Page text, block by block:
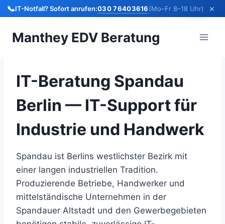
📞IT-Notfall? Sofort anrufen:030 76403616(Mo–Fr 8–18 Uhr) ×
InhaltManthey EDV Beratung
IT-Beratung Spandau
Berlin — IT-Support für
Industrie und Handwerk
Spandau ist Berlins westlichster Bezirk mit
einer langen industriellen Tradition.
Produzierende Betriebe, Handwerker und
mittelständische Unternehmen in der
Spandauer Altstadt und den Gewerbegebieten